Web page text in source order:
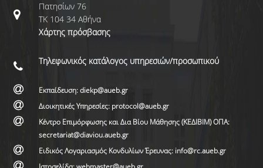
Πατησίων 76
ΤΚ 104 34 Αθήνα
Χάρτης πρόσβασης
Τηλεφωνικός κατάλογος υπηρεσιών/προσωπικού
Εκπαίδευση: diekp@aueb.gr
Διοικητικές Υπηρεσίες: protocol@aueb.gr
Κέντρο Επιμόρφωσης και Δια Βίου Μάθησης (ΚΕΔΙΒΙΜ) ΟΠΑ:
secretariat@diaviou.aueb.gr
Ειδικός Λογαριασμός Κονδυλίων Έρευνας: info@rc.aueb.gr